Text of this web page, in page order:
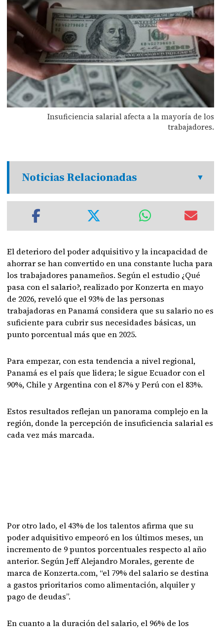
Insuficiencia salarial afecta a la mayoría de los
trabajadores.
Noticias Relacionadas
El deterioro del poder adquisitivo y la incapacidad de
ahorrar se han convertido en una constante lucha para
los trabajadores panameños. Según el estudio ¿Qué
pasa con el salario?, realizado por Konzerta en mayo
de 2026, reveló que el 93% de las personas
trabajadoras en Panamá considera que su salario no es
suficiente para cubrir sus necesidades básicas, un
punto porcentual más que en 2025.
Para empezar, con esta tendencia a nivel regional,
Panamá es el país que lidera; le sigue Ecuador con el
90%, Chile y Argentina con el 87% y Perú con el 83%.
Estos resultados reflejan un panorama complejo en la
región, donde la percepción de insuficiencia salarial es
cada vez más marcada.
Por otro lado, el 43% de los talentos afirma que su
poder adquisitivo empeoró en los últimos meses, un
incremento de 9 puntos porcentuales respecto al año
anterior. Según Jeff Alejandro Morales, gerente de
marca de Konzerta.com, “el 79% del salario se destina
a gastos prioritarios como alimentación, alquiler y
pago de deudas”.
En cuanto a la duración del salario, el 96% de los